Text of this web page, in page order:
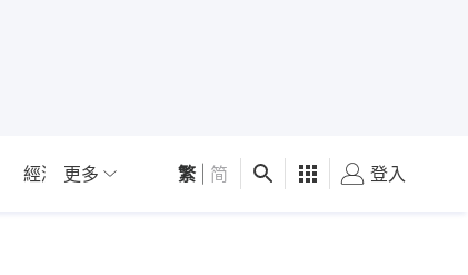
經濟 01深圳 觀點 健康 好食玩飛
更多 繁 简 登入